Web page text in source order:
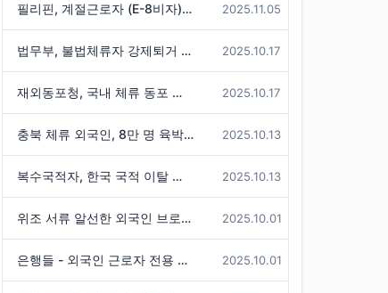
필리핀, 계절근로자 (E-8비자) 한국행 중단 2025.11.05
법무부, 불법체류자 강제퇴거 시 경찰에 즉시 통보 제도 마련 2025.10.17
재외동포청, 국내 체류 동포 실태조사 결과 발표 - 86만 명 체류 통계 발표 2025.10.17
충북 체류 외국인, 8만 명 육박 ( 전국 3위 수준) 2025.10.13
복수국적자, 한국 국적 이탈 불허한 판례 기사 2025.10.13
위조 서류 알선한 외국인 브로커 구속 2025.10.01
은행들 - 외국인 근로자 전용 신용대출 경쟁 2025.10.01